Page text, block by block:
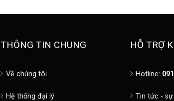
THÔNG TIN CHUNG
Về chúng tôi
Hệ thống đại lý
HỖ TRỢ
Hotline:
Tin tức - sự